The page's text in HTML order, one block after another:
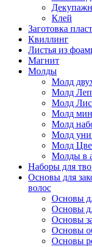
Клей
Заготовка
Квиллинг
Листья из
Магнит
Молды
Молд
Молд
Молд
Молд
Молд
Молд
Молд
Молды в
Наборы для
Основы для
волос
Основы
Основы
Основы
Основы
Основы